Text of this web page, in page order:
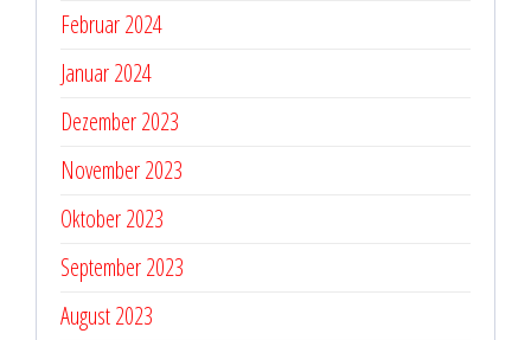
Februar 2024
Januar 2024
Dezember 2023
November 2023
Oktober 2023
September 2023
August 2023